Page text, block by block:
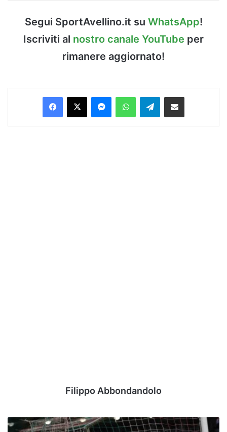
Segui SportAvellino.it su WhatsApp!
Iscriviti al nostro canale YouTube per
rimanere aggiornato!
Facebook
X MessengerWhatsAppTelegramCondividi via Email
Filippo Abbondandolo
Marcatori